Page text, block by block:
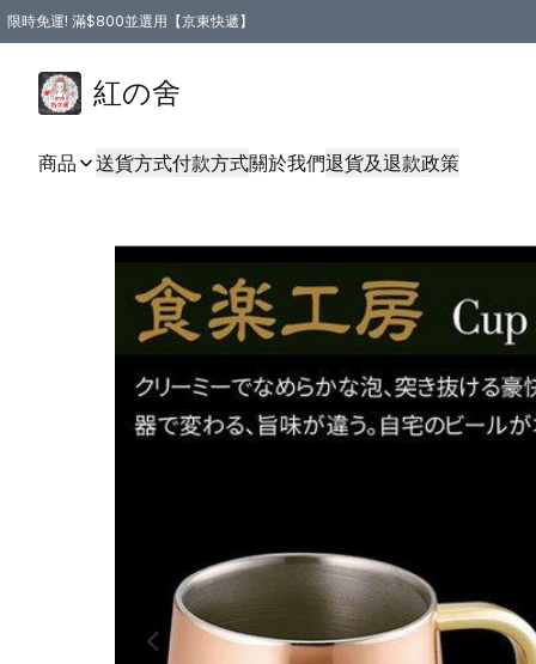
限時免運! 滿$800並選用【京東快遞】
紅の舍
商品 送貨方式付款方式關於我們退貨及退款政策